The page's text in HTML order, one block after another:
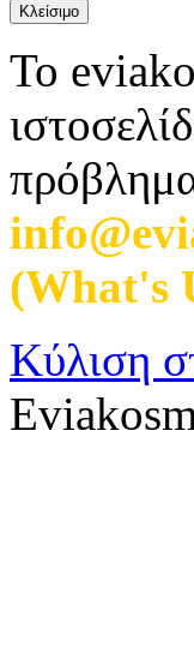
Κλείσιμο
Το
(What's
Κύλιση